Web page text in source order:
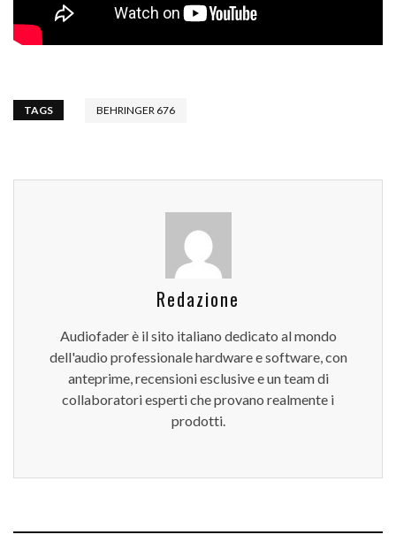
TAGS BEHRINGER 676
Redazione
Audiofader è il sito italiano dedicato al mondo
dell'audio professionale hardware e software, con
anteprime, recensioni esclusive e un team di
collaboratori esperti che provano realmente i
prodotti.